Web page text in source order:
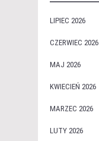
LIPIEC 2026
CZERWIEC 2026
MAJ 2026
KWIECIEŃ 2026
MARZEC 2026
LUTY 2026